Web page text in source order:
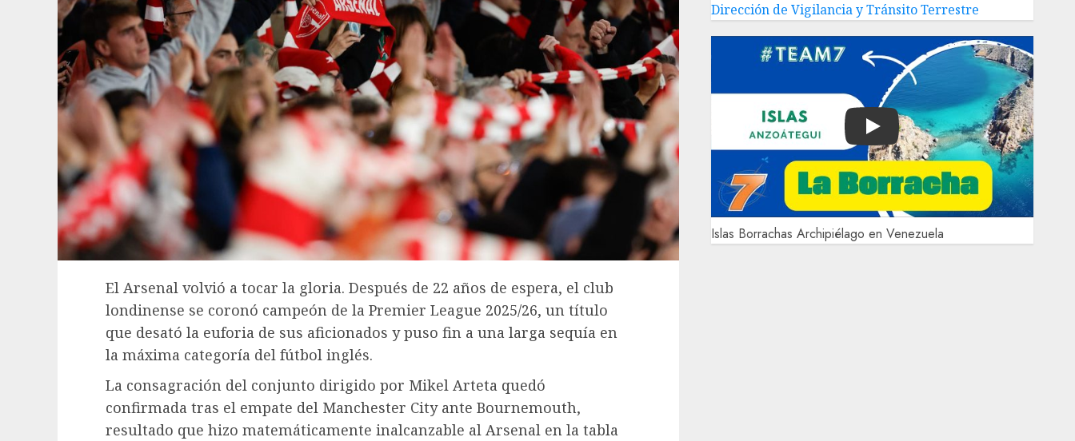
El Arsenal volvió a tocar la gloria. Después de 22 años de espera, el club
londinense se coronó campeón de la Premier League 2025/26, un título
que desató la euforia de sus aficionados y puso fin a una larga sequía en
la máxima categoría del fútbol inglés.
La consagración del conjunto dirigido por Mikel Arteta quedó
confirmada tras el empate del Manchester City ante Bournemouth,
resultado que hizo matemáticamente inalcanzable al Arsenal en la tabla
Dirección de Vigilancia y Tránsito Terrestre
Play
Islas Borrachas Archipiélago en Venezuela